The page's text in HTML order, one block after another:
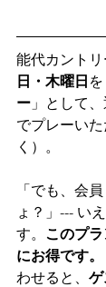
能代カント
日・木曜日
ー 」として
でプレーい
く）。
「でも、会
ょ？」--- い
す。 このプ
にお得です。
わせると、